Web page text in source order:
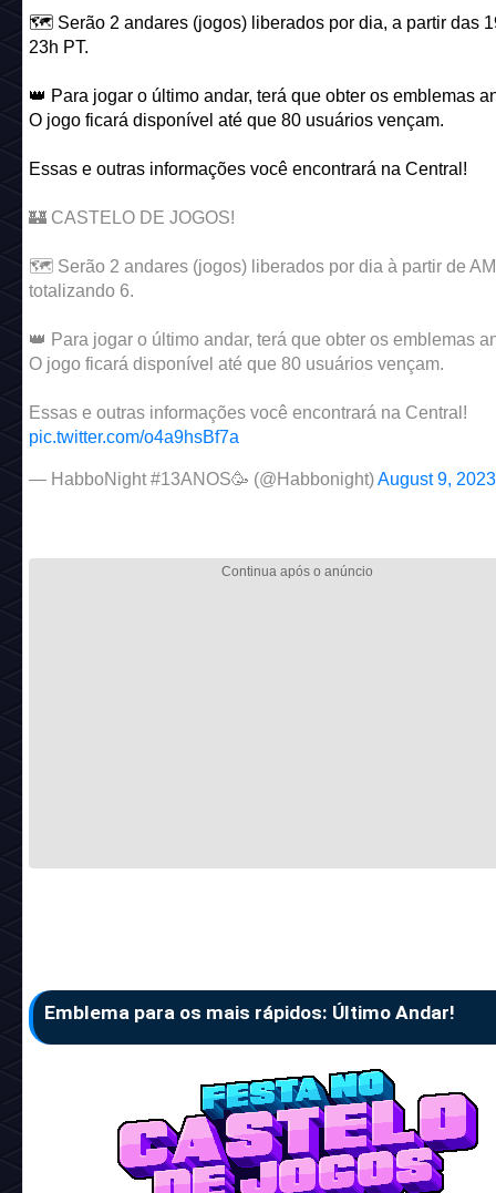
🗺️ Serão 2 andares (jogos) liberados por dia, a partir das
23h PT.
👑 Para jogar o último andar, terá que obter os emblemas
O jogo ficará disponível até que 80 usuários vençam.
Essas e outras informações você encontrará na Central!
🏰 CASTELO DE JOGOS!
🗺️ Serão 2 andares (jogos) liberados por dia à partir de
totalizando 6.
👑 Para jogar o último andar, terá que obter os emblemas
O jogo ficará disponível até que 80 usuários vençam.
Essas e outras informações você encontrará na Central!
pic.twitter.com/o4a9hsBf7a
— HabboNight #13ANOS🥳 (@Habbonight)August 9, 2023
Emblema para os mais rápidos: Último Andar!